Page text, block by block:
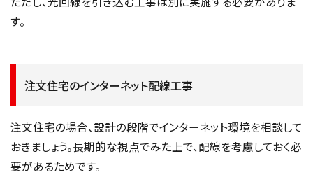
す。
注文住宅のインターネット配線工事
注文住宅の場合、設計の段階でインターネット環境を相談して
おきましょう。長期的な視点でみた上で、配線を考慮しておく必
要があるためです。